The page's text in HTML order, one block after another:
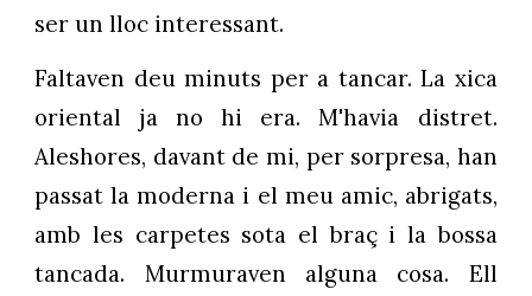
ser un lloc interessant.
Faltaven deu minuts per a tancar. La xica
oriental ja no hi era. M'havia distret.
Aleshores, davant de mi, per sorpresa, han
passat la moderna i el meu amic, abrigats,
amb les carpetes sota el braç i la bossa
tancada. Murmuraven alguna cosa. Ell